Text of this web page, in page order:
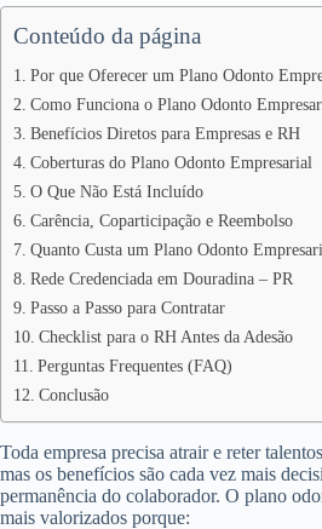
Conteúdo da página
Por que Oferecer um Plano Odonto
Como Funciona o Plano Odonto
Benefícios Diretos para Empresas e RH
Coberturas do Plano Odonto Empresarial
O Que Não Está Incluído
Carência, Coparticipação e Reembolso
Quanto Custa um Plano Odonto
Rede Credenciada em Douradina – PR
Passo a Passo para Contratar
Checklist para o RH Antes da Adesão
Perguntas Frequentes (FAQ)
Conclusão
Toda empresa precisa atrair e reter
mas os benefícios são cada vez mais
permanência do colaborador. O plano
mais valorizados porque: